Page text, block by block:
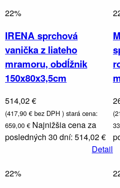
22%
IRENA sprchová
vanička z liateho
mramoru, obdĺžnik
150x80x3,5cm
514,02 €
(417,90 € bez DPH ) stará cena:
659,00 € Najnižšia cena za
posledných 30 dní: 514,02 €
Detail
22%